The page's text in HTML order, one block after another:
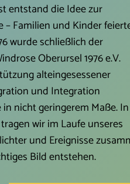
entstand die Idee zur
– Familien und Kinder
wurde schließlich der
Oberursel 1976 e.V.
alteingesessener
und Integration
nicht geringerem Maße. In
wir im Laufe unseres
und Ereignisse
Bild entstehen.